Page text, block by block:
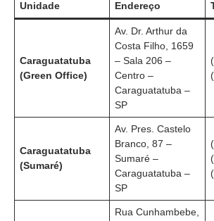
Unidade Endereço
Caraguatatuba
(Green Office)
Av. Dr. Arthur da
Costa Filho, 1659
– Sala 206 –
Centro –
Caraguatatuba –
SP
Caraguatatuba
(Sumaré)
Av. Pres. Castelo
Branco, 87 –
Sumaré –
Caraguatatuba –
SP
Rua Cunhambebe,